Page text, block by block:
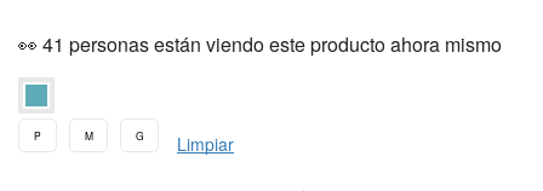
👀 41 personas están viendo este producto ahora mismo
P M G Limpiar